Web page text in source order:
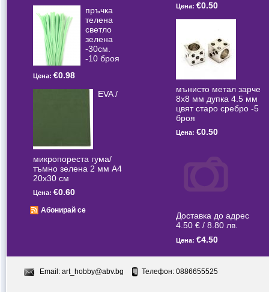
пръчка
телена
светлo
зелена
-30см.
-10 броя
Цена: €0.98
EVA /
микропореста гума/
тъмно зелена 2 мм А4
20x30 см
Цена: €0.60
Абонирай се
Цена: €0.50
мънисто метал зарче
8x8 мм дупка 4.5 мм
цвят старо сребро -5
броя
Цена: €0.50
Доставка до адрес
4.50 € / 8.80 лв.
Цена: €4.50
Email: art_hobby@abv.bg Телефон: 0886655525